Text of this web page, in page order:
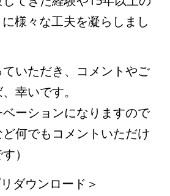
様々な工夫を凝らしまし
いただき、コメントやご
幸いです。
ベーションになりますので
何でもコメントいただけ
）
ダウンロード＞